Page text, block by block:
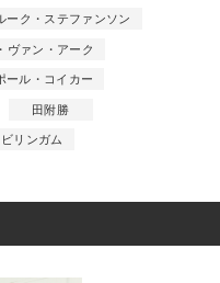
ーク・ステファンソン
ヴァン・アーク
ール・コイカー
田附勝
リンガム